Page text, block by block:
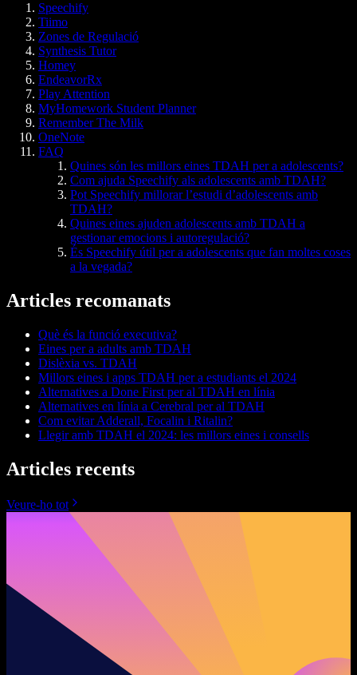
Speechify
Tiimo
Zones de Regulació
Synthesis Tutor
Homey
EndeavorRx
Play Attention
MyHomework Student Planner
Remember The Milk
OneNote
FAQ
Quines són les millors eines TDAH per a adolescents?
Com ajuda Speechify als adolescents amb TDAH?
Pot Speechify millorar l’estudi d’adolescents amb
TDAH?
Quines eines ajuden adolescents amb TDAH a
gestionar emocions i autoregulació?
És Speechify útil per a adolescents que fan moltes coses
a la vegada?
Articles recomanats
Què és la funció executiva?
Eines per a adults amb TDAH
Dislèxia vs. TDAH
Millors eines i apps TDAH per a estudiants el 2024
Alternatives a Done First per al TDAH en línia
Alternatives en línia a Cerebral per al TDAH
Com evitar Adderall, Focalin i Ritalin?
Llegir amb TDAH el 2024: les millors eines i consells
Articles recents
Veure-ho tot